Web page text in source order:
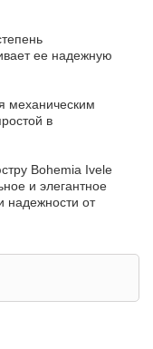
ее надежную
механическим
в
Bohemia Ivele
и элегантное
надежности от